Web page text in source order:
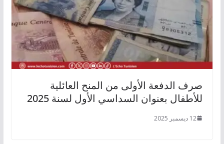
صرف الدفعة الأولى من المنح العائلية
للأطفال بعنوان السداسي الأول لسنة 2025
12 ديسمبر 2025